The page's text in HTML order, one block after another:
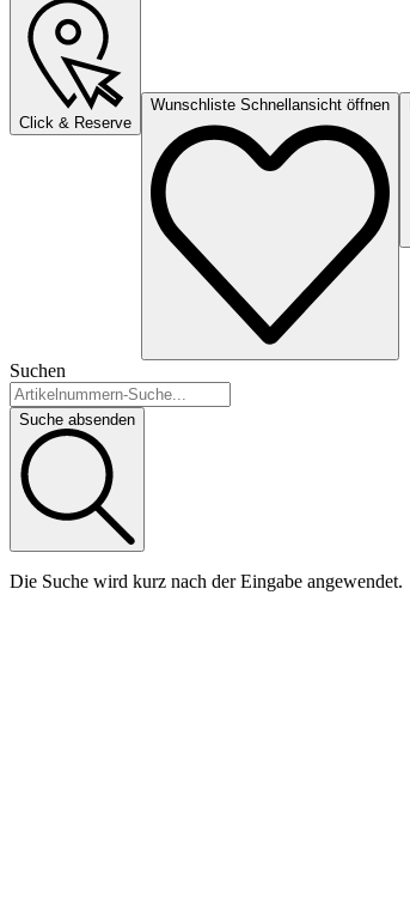
Click & Reserve
Wunschliste Schnellansicht öffnen
Suchen
Suche absenden
Die Suche wird kurz nach der Eingabe angewendet.